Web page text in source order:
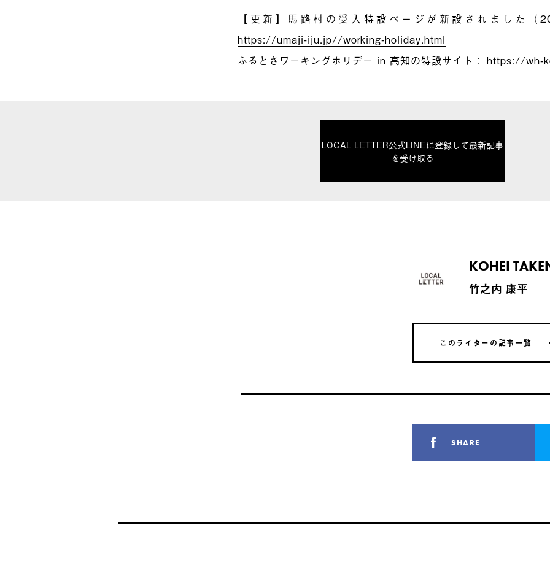
【更新】馬路村の受入特設ページが新設されました（
https://umaji-iju.jp//working-holiday.html
ふるとさワーキングホリデー in 高知の特設サイト：https://wh-
LOCAL LETTER公式LINEに登録して最新記事
を受け取る
KOHEI
竹之内 康平
このライターの記事一覧
このライターの記事一覧
SHARE